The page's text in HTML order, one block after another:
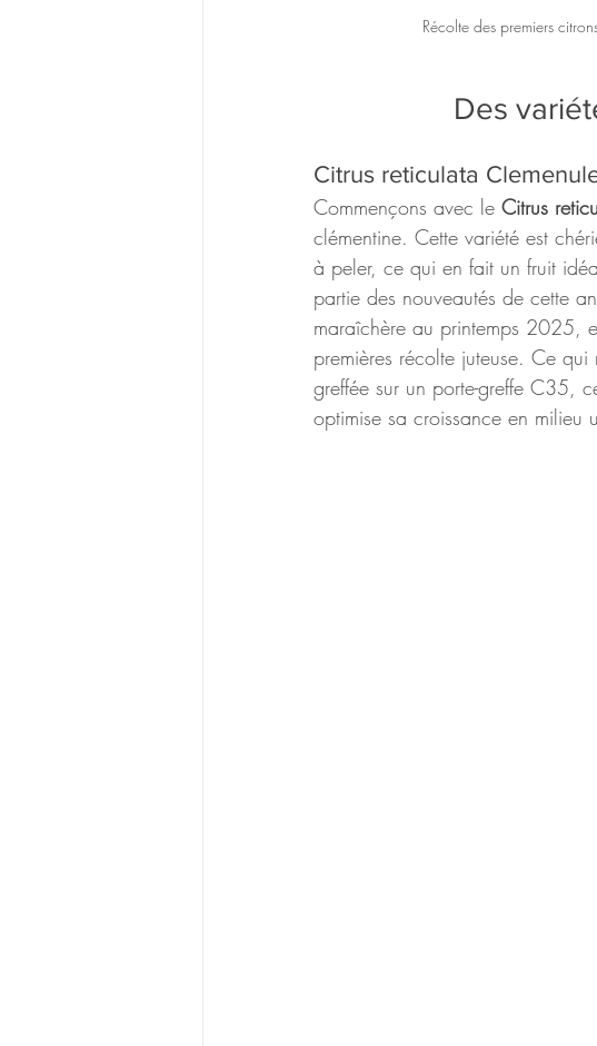
Récolte des premiers
Des
Citrus reticulata
Commençons avec le Citrus
clémentine. Cette variété est
à peler, ce qui en fait un fruit
partie des nouveautés de cette
maraîchère au printemps 2025,
premières récolte juteuse. Ce
greffée sur un porte-greffe C35,
optimise sa croissance en milieu